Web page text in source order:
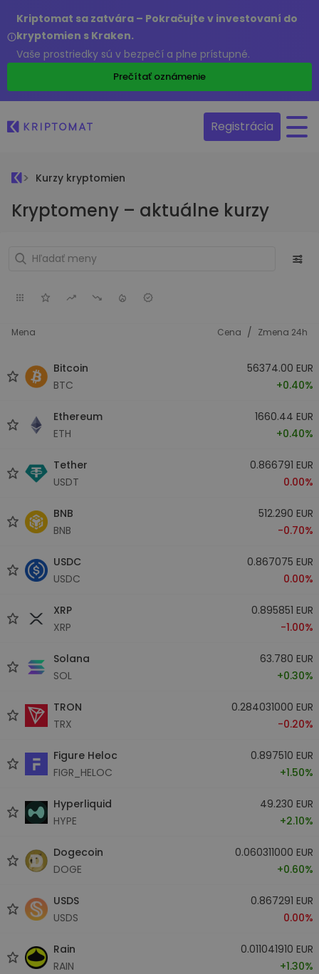
Kriptomat sa zatvára – Pokračujte v investovaní do
kryptomien s Kraken.
Vaše prostriedky sú v bezpečí a plne prístupné.
Prečítať oznámenie
Registrácia
Kurzy kryptomien
Kryptomeny – aktuálne kurzy
Mena Cena / Zmena 24h
Bitcoin
BTC
56374.00 EUR
+0.40%
Ethereum
ETH
1660.44 EUR
+0.40%
Tether
USDT
0.866791 EUR
0.00%
BNB
BNB
512.290 EUR
-0.70%
USDC
USDC
0.867075 EUR
0.00%
XRP
XRP
0.895851 EUR
-1.00%
Solana
SOL
63.780 EUR
+0.30%
TRON
TRX
0.284031000 EUR
-0.20%
Figure Heloc
FIGR_HELOC
0.897510 EUR
+1.50%
Hyperliquid
HYPE
49.230 EUR
+2.10%
Dogecoin
DOGE
0.060311000 EUR
+0.60%
USDS
USDS
0.867291 EUR
0.00%
Rain
RAIN
0.011041910 EUR
+1.30%